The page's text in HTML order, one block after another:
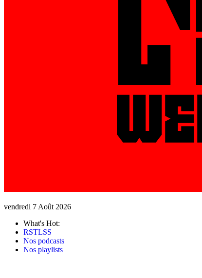
vendredi 7 Août 2026
What's Hot:
RSTLSS
Nos podcasts
Nos playlists